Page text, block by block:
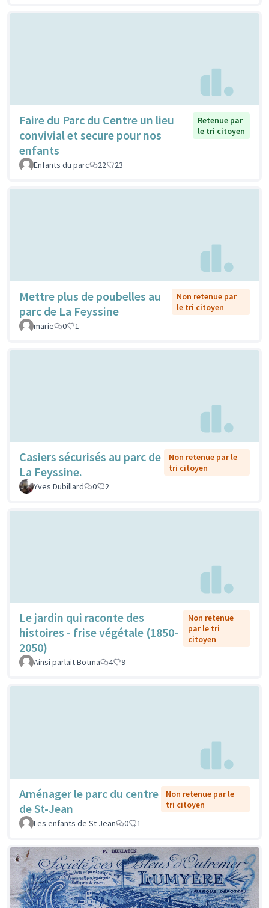
Faire du Parc du Centre un lieu
convivial et secure pour nos
enfants
Retenue par
le tri citoyen
Enfants du parc 22 23
Mettre plus de poubelles au
parc de La Feyssine
Non retenue par
le tri citoyen
marie
0 1
Casiers sécurisés au parc de
La Feyssine.
Non retenue par le
tri citoyen
Yves Dubillard
0 2
Le jardin qui raconte des
histoires - frise végétale (1850-
2050)
Non retenue
par le tri
citoyen
Ainsi parlait Botma 4 9
Aménager le parc du centre
de St-Jean
Non retenue par le
tri citoyen
Les enfants de St Jean
0 1